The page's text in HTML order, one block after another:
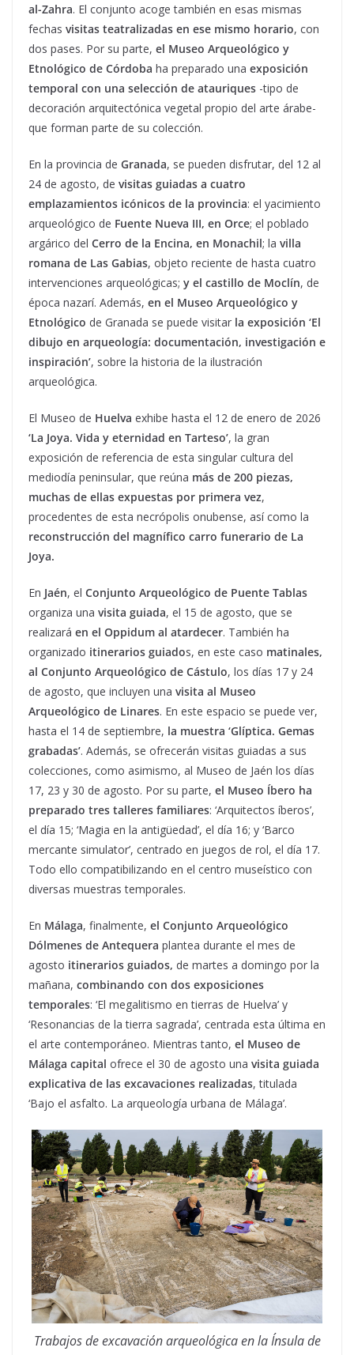
al-Zahra. El conjunto acoge también en esas mismas
fechas visitas teatralizadas en ese mismo horario, con
dos pases. Por su parte, el Museo Arqueológico y
Etnológico de Córdoba ha preparado una exposición
temporal con una selección de atauriques -tipo de
decoración arquitectónica vegetal propio del arte árabe-
que forman parte de su colección.
En la provincia de Granada, se pueden disfrutar, del 12 al
24 de agosto, de visitas guiadas a cuatro
emplazamientos icónicos de la provincia: el yacimiento
arqueológico de Fuente Nueva III, en Orce; el poblado
argárico del Cerro de la Encina, en Monachil; la villa
romana de Las Gabias, objeto reciente de hasta cuatro
intervenciones arqueológicas; y el castillo de Moclín, de
época nazarí. Además, en el Museo Arqueológico y
Etnológico de Granada se puede visitar la exposición ‘El
dibujo en arqueología: documentación, investigación e
inspiración’, sobre la historia de la ilustración
arqueológica.
El Museo de Huelva exhibe hasta el 12 de enero de 2026
‘La Joya. Vida y eternidad en Tarteso’, la gran
exposición de referencia de esta singular cultura del
mediodía peninsular, que reúna más de 200 piezas,
muchas de ellas expuestas por primera vez,
procedentes de esta necrópolis onubense, así como la
reconstrucción del magnífico carro funerario de La
Joya.
En Jaén, el Conjunto Arqueológico de Puente Tablas
organiza una visita guiada, el 15 de agosto, que se
realizará en el Oppidum al atardecer. También ha
organizado itinerarios guiados, en este caso matinales,
al Conjunto Arqueológico de Cástulo, los días 17 y 24
de agosto, que incluyen una visita al Museo
Arqueológico de Linares. En este espacio se puede ver,
hasta el 14 de septiembre, la muestra ‘Glíptica. Gemas
grabadas’. Además, se ofrecerán visitas guiadas a sus
colecciones, como asimismo, al Museo de Jaén los días
17, 23 y 30 de agosto. Por su parte, el Museo Íbero ha
preparado tres talleres familiares: ‘Arquitectos íberos’,
el día 15; ‘Magia en la antigüedad’, el día 16; y ‘Barco
mercante simulator’, centrado en juegos de rol, el día 17.
Todo ello compatibilizando en el centro museístico con
diversas muestras temporales.
En Málaga, finalmente, el Conjunto Arqueológico
Dólmenes de Antequera plantea durante el mes de
agosto itinerarios guiados, de martes a domingo por la
mañana, combinando con dos exposiciones
temporales: ‘El megalitismo en tierras de Huelva’ y
‘Resonancias de la tierra sagrada’, centrada esta última en
el arte contemporáneo. Mientras tanto, el Museo de
Málaga capital ofrece el 30 de agosto una visita guiada
explicativa de las excavaciones realizadas, titulada
‘Bajo el asfalto. La arqueología urbana de Málaga’.
Trabajos de excavación arqueológica en la Ínsula de